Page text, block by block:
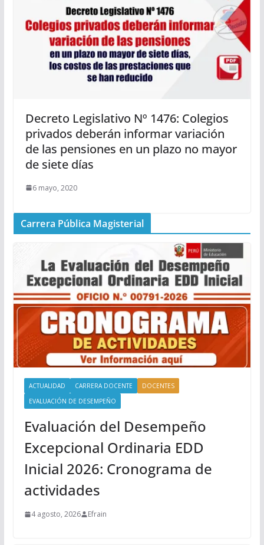
Decreto Legislativo Nº 1476: Colegios
privados deberán informar variación
de las pensiones en un plazo no mayor
de siete días
6 mayo, 2020
Carrera Pública Magisterial
ACTUALIDAD CARRERA DOCENTE
DOCENTES
EVALUACIÓN DE DESEMPEÑO
Evaluación del Desempeño
Excepcional Ordinaria EDD
Inicial 2026: Cronograma de
actividades
4 agosto, 2026 Efrain